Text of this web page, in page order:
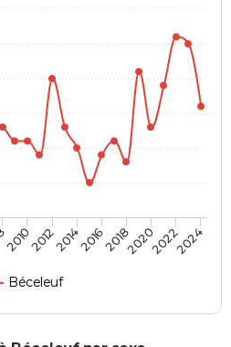
Béceleuf
20102012201420162018202020222024